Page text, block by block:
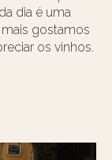
dia é uma
gostamos
os vinhos.